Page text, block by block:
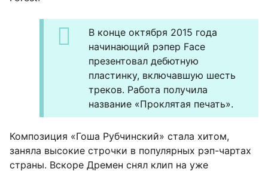
В конце октября 2015 года
начинающий рэпер Face
презентовал дебютную
пластинку, включавшую шесть
треков. Работа получила
название «Проклятая печать».
Композиция «Гоша Рубчинский» стала хитом,
заняла высокие строчки в популярных рэп-чартах
страны. Вскоре Дремен снял клип на уже